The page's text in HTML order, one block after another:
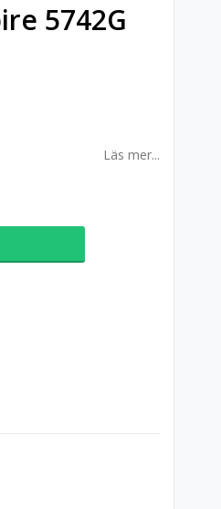
5742G
Läs mer...